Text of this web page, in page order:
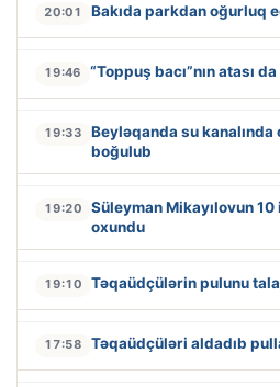
20:01 Bakıda parkdan oğurluq
19:46 “Toppuş bacı”nın atası
19:33
Beyləqanda su
boğulub
19:20
Süleyman Mikayılovun
oxundu
19:10 Təqaüdçülərin pulunu
17:58 Təqaüdçüləri aldadıb